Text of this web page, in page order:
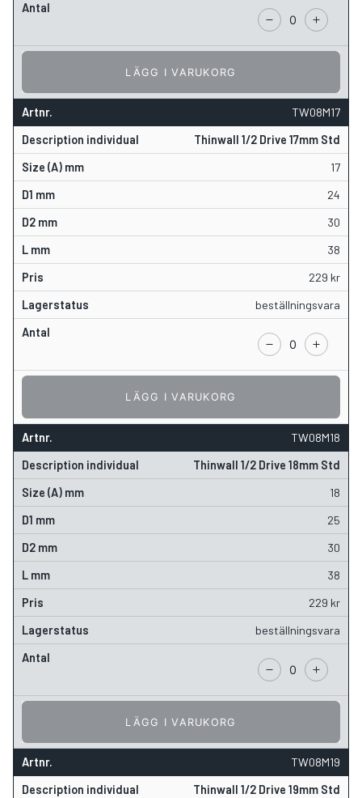
LÄGG I VARUKORG
TW08M17
Thinwall 1/2 Drive 17mm Std
17
24
30
38
229 kr
beställningsvara
LÄGG I VARUKORG
TW08M18
Thinwall 1/2 Drive 18mm Std
18
25
30
38
229 kr
beställningsvara
LÄGG I VARUKORG
TW08M19
Thinwall 1/2 Drive 19mm Std